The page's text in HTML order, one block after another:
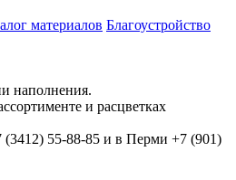
материалов Благоустройство
наполнения.
и расцветках
55-88-85 и в Перми +7 (901)